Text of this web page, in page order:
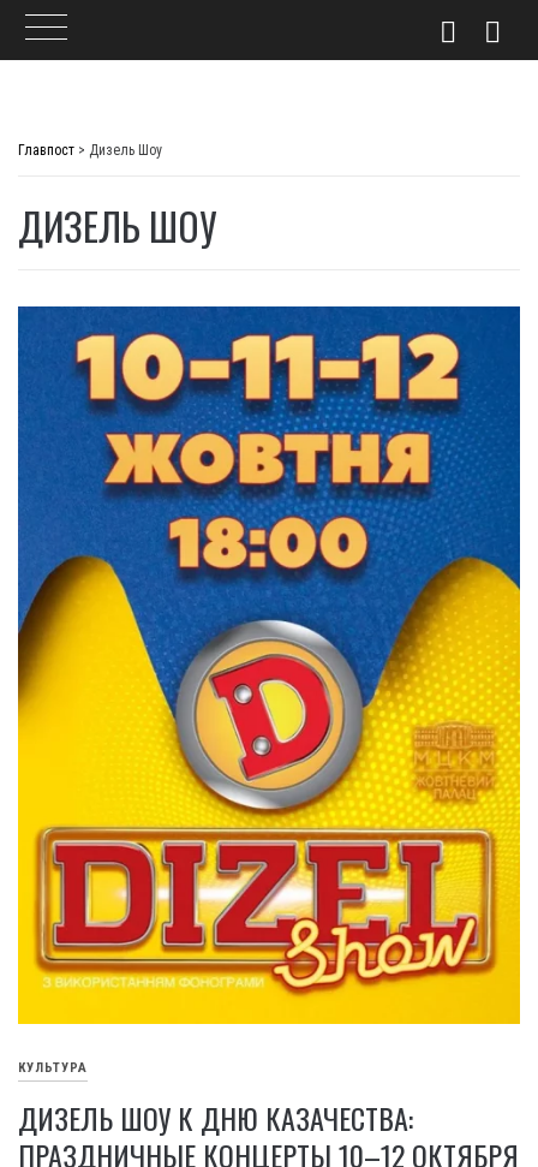
Главпост > Дизель Шоу
ДИЗЕЛЬ ШОУ
КУЛЬТУРА
ДИЗЕЛЬ ШОУ К ДНЮ КАЗАЧЕСТВА:
ПРАЗДНИЧНЫЕ КОНЦЕРТЫ 10–12 ОКТЯБРЯ